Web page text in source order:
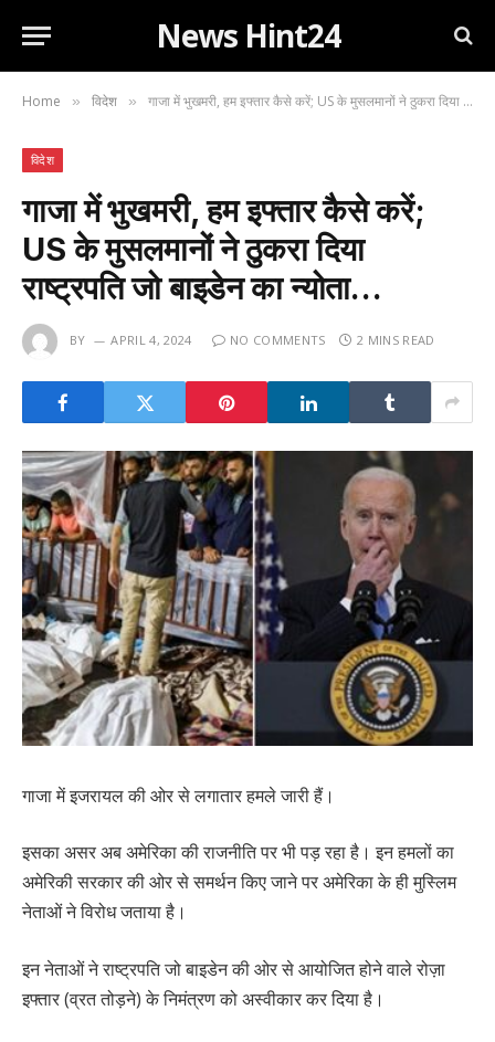
News Hint24
Home » विदेश » गाजा में भुखमरी, हम इफ्तार कैसे करें; US के मुसलमानों ने ठुकरा दिया राष्ट्रपति जो बाइडेन का न्योता…
विदेश
गाजा में भुखमरी, हम इफ्तार कैसे करें;
US के मुसलमानों ने ठुकरा दिया
राष्ट्रपति जो बाइडेन का न्योता…
BY APRIL 4, 2024 NO COMMENTS 2 MINS READ
गाजा में इजरायल की ओर से लगातार हमले जारी हैं।
इसका असर अब अमेरिका की राजनीति पर भी पड़ रहा है। इन हमलों का
अमेरिकी सरकार की ओर से समर्थन किए जाने पर अमेरिका के ही मुस्लिम
नेताओं ने विरोध जताया है।
इन नेताओं ने राष्ट्रपति जो बाइडेन की ओर से आयोजित होने वाले रोज़ा
इफ्तार (व्रत तोड़ने) के निमंत्रण को अस्वीकार कर दिया है।